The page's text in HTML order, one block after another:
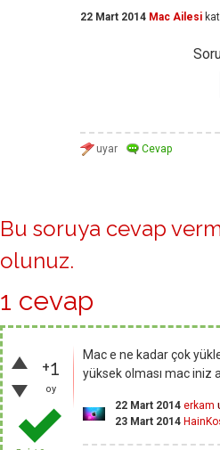
22 Mart 2014 Mac Ailesi
Bu soruya cevap
olunuz.
1 cevap
+1
oy
Mac e ne kadar çok
yüksek olması mac iniz
22 Mart 2014 erkam
23 Mart 2014